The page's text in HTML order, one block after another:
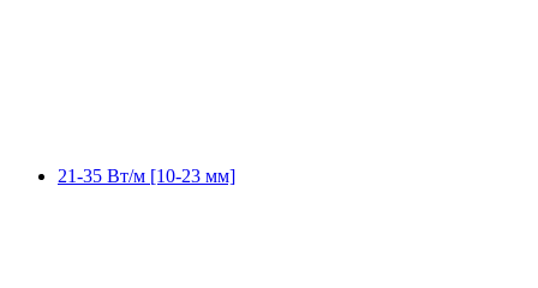
21-35 Вт/м [10-23 мм]